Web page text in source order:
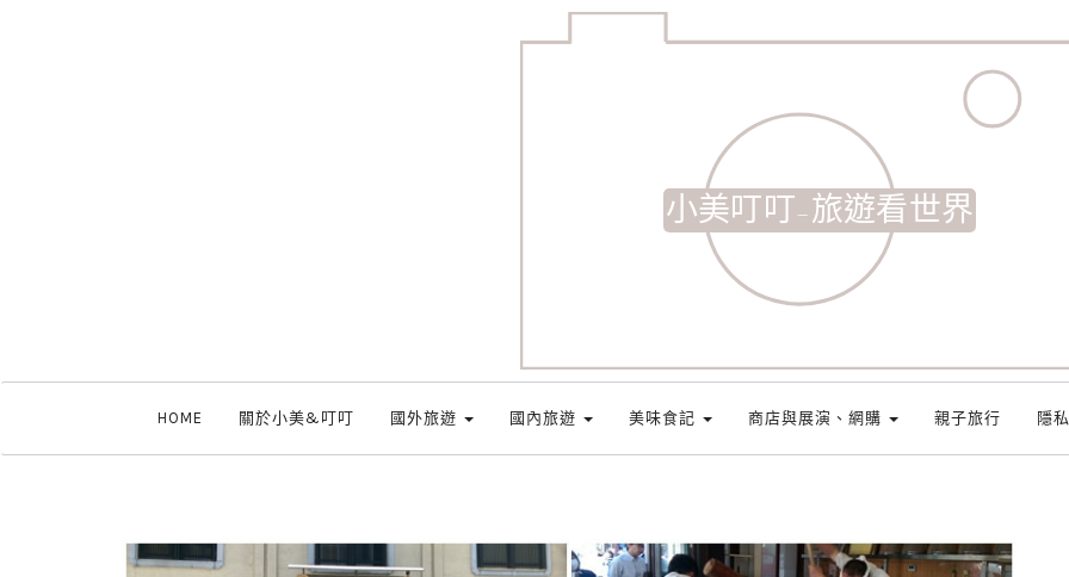
小美叮叮-旅遊看世界
HOME 關於小美&叮叮 國外旅遊 國內旅遊 美味食記 商店與展演、網購 親子旅行 隱